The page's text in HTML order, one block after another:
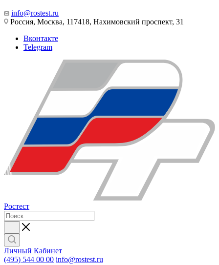
info@rostest.ru
Россия, Москва, 117418, Нахимовский проспект, 31
Вконтакте
Telegram
Ростест
Личный Кабинет
(495) 544 00 00 info@rostest.ru